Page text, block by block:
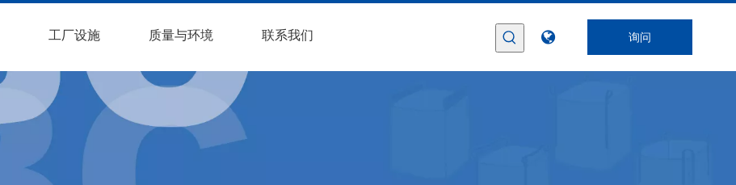
工厂设施 质量与环境 联系我们 询问